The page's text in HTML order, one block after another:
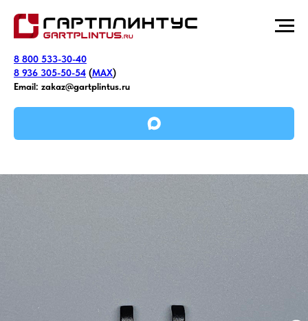
8 800 533-30-40
8 936 305-50-54 (MAX)
Email: zakaz@gartplintus.ru